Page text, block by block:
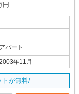
円
アパート
2003年11月
トが無料/